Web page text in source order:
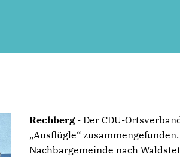
Rechberg - Der CDU-
Ausflügle“
Nachbargemeinde nach